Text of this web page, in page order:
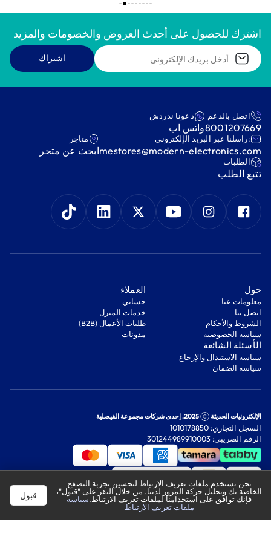
اشترك للحصول على أحدث العروض والخصومات والمزيد
اشتراك
اتصل بالدعم
8001207669
دعونا ندردش
واتس اب
:راسلنا عبر البريد الإلكتروني
mestores@modern-electronics.com
متاجر
ابحث عن متجر
‫الطلبات‬
‫تتبع الطلب‬
‫حول‬
معلومات عنا
اتصل بنا
‫الشروط والأحكام‬
‫سياسة الخصوصية‬
‫العملاء‬
‫حسابي‬
‫خدمات المنزل‬
‫طلبات الأعمال (B2B)‬
مدونات
‫الأسئلة الشائعة‬
‫سياسة الاستبدال والإرجاع‬
‫سياسة الضمان‬
الإلكترونيات الحديثة 2025. إحدى شركات مجموعة الفيصلية
السجل التجاري: 1010178850
الرقم الضريبي: 301244989910003
نحن نستخدم ملفات تعريف الارتباط لتحسين تجربة التصفح
الخاصة بك وتحليل حركة المرور لدينا. من خلال النقر على "قبول"،
فإنك توافق على استخدامنا لملفات تعريف الارتباط.سياسة
ملفات تعريف الارتباط
قبول